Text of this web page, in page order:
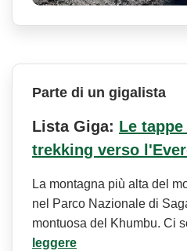
Parte di un gigalista
Lista Giga: Le
trekking verso
La montagna più alta del
nel Parco Nazionale di
montuosa del Khumbu. Ci
leggere